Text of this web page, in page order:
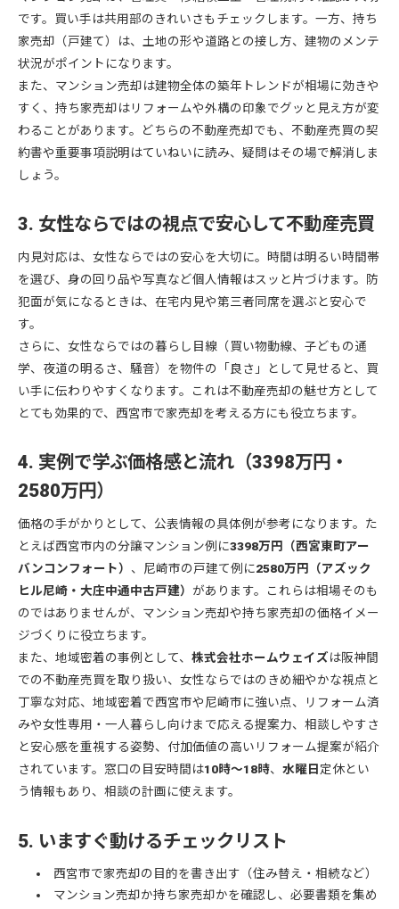
です。買い手は共用部のきれいさもチェックします。一方、持ち
家売却（戸建て）は、土地の形や道路との接し方、建物のメンテ
状況がポイントになります。
また、マンション売却は建物全体の築年トレンドが相場に効きや
すく、持ち家売却はリフォームや外構の印象でグッと見え方が変
わることがあります。どちらの不動産売却でも、不動産売買の契
約書や重要事項説明はていねいに読み、疑問はその場で解消しま
しょう。
3. 女性ならではの視点で安心して不動産売買
内見対応は、女性ならではの安心を大切に。時間は明るい時間帯
を選び、身の回り品や写真など個人情報はスッと片づけます。防
犯面が気になるときは、在宅内見や第三者同席を選ぶと安心で
す。
さらに、女性ならではの暮らし目線（買い物動線、子どもの通
学、夜道の明るさ、騒音）を物件の「良さ」として見せると、買
い手に伝わりやすくなります。これは不動産売却の魅せ方として
とても効果的で、西宮市で家売却を考える方にも役立ちます。
4. 実例で学ぶ価格感と流れ（3398万円・
2580万円）
価格の手がかりとして、公表情報の具体例が参考になります。た
とえば西宮市内の分譲マンション例に3398万円（西宮東町アー
バンコンフォート） 、尼崎市の戸建て例に2580万円（アズック
ヒル尼崎・大庄中通中古戸建） があります。これらは相場そのも
のではありませんが、マンション売却や持ち家売却の価格イメー
ジづくりに役立ちます。
また、地域密着の事例として、 株式会社ホームウェイズは阪神間
での不動産売買を取り扱い、女性ならではのきめ細やかな視点と
丁寧な対応、地域密着で西宮市や尼崎市に強い点、リフォーム済
みや女性専用・一人暮らし向けまで応える提案力、相談しやすさ
と安心感を重視する姿勢、付加価値の高いリフォーム提案が紹介
されています。窓口の目安時間は10時〜18時、 水曜日定休とい
う情報もあり、相談の計画に使えます。
5. いますぐ動けるチェックリスト
西宮市で家売却の目的を書き出す（住み替え・相続など）
マンション売却か持ち家売却かを確認し、必要書類を集め